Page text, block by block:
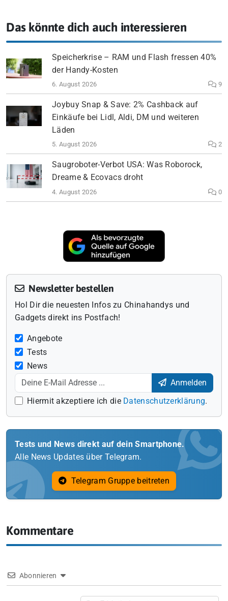
Das könnte dich auch interessieren
Speicherkrise – RAM und Flash fressen 40%
der Handy-Kosten
6. August 2026 9
Joybuy Snap & Save: 2% Cashback auf
Einkäufe bei Lidl, Aldi, DM und weiteren
Läden
5. August 2026 2
Saugroboter-Verbot USA: Was Roborock,
Dreame & Ecovacs droht
4. August 2026 0
Newsletter bestellen
Hol Dir die neuesten Infos zu Chinahandys und
Gadgets direkt ins Postfach!
Angebote
Tests
News
Anmelden
Hiermit akzeptiere ich die Datenschutzerklärung.
Tests und News direkt auf dein Smartphone.
Alle News Updates über Telegram.
Telegram Gruppe beitreten
Kommentare
Abonnieren